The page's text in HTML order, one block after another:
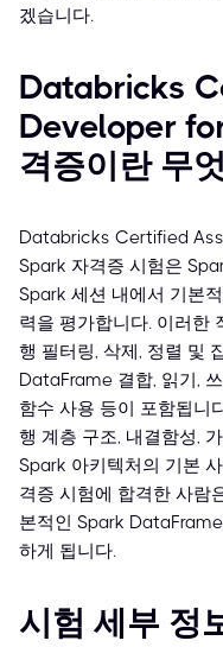
겠습니다.
Databricks
Developer
격증이란 무
Databricks Certified
Spark 자격증 시험은
Spark 세션 내에서 기본
력을 평가합니다. 이러한
행 필터링, 삭제, 정렬 및
DataFrame 결합, 읽기,
함수 사용 등이 포함됩니
행 계층 구조, 내결함성,
Spark 아키텍처의 기본
격증 시험에 합격한 사람
본적인 Spark
하게 됩니다.
시험 세부 정